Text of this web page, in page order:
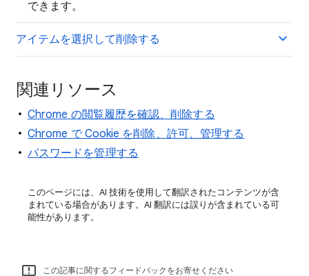
できます。
アイテムを選択して削除する
関連リソース
Chrome の閲覧履歴を確認、削除する
Chrome で Cookie を削除、許可、管理する
パスワードを管理する
このページには、AI 技術を使用して翻訳されたコンテンツが含
まれている場合があります。AI 翻訳には誤りが含まれている可
能性があります。
この記事に関するフィードバックをお寄せください